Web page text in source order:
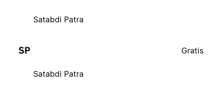
Satabdi Patra
Satabdi Patra
Gratis